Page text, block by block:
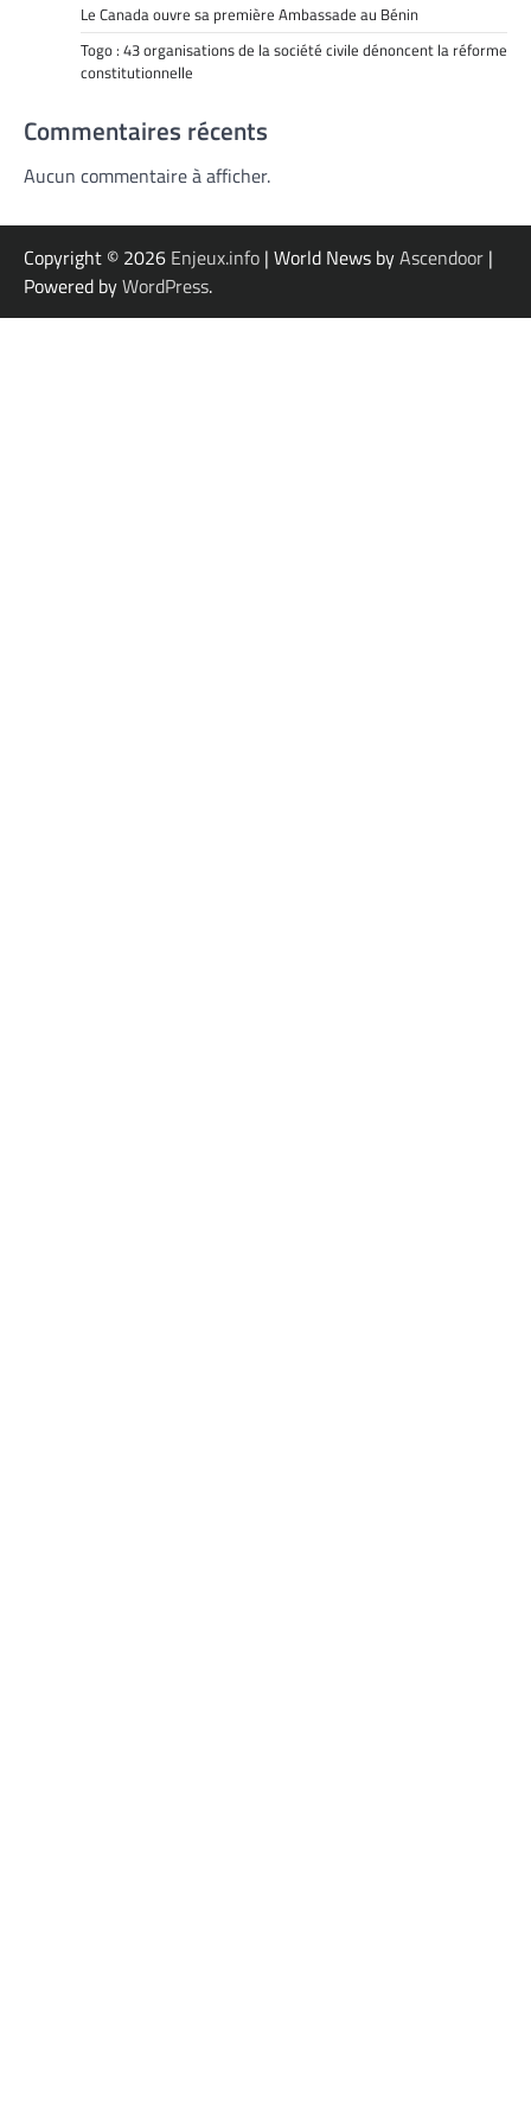
Le Canada ouvre sa première Ambassade au Bénin
Togo : 43 organisations de la société civile dénoncent la réforme
constitutionnelle
Commentaires récents
Aucun commentaire à afficher.
Copyright © 2026 Enjeux.info | World News byAscendoor |
Powered byWordPress.